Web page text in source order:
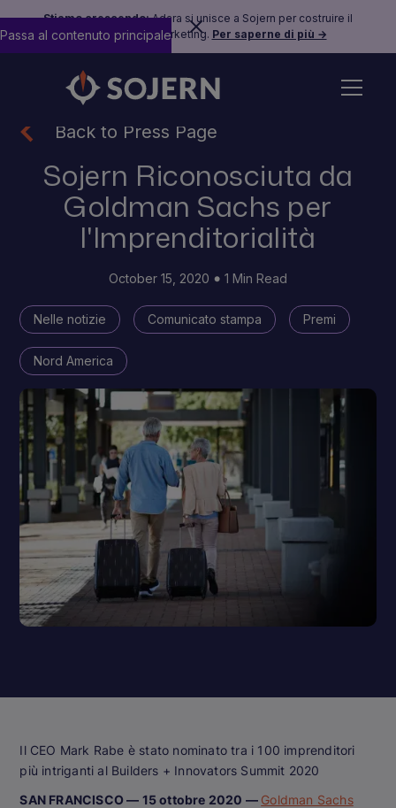
Stiamo crescendo:Adara si unisce a Sojern per costruire il
futuro del travel marketing. Per saperne di più →
Passa al contenuto principale
Back to Press Page
Sojern Riconosciuta da
Goldman Sachs per
l'Imprenditorialità
October 15, 2020 1 Min Read
Nelle notizie Comunicato stampa Premi
Nord America
Il CEO Mark Rabe è stato nominato tra i 100 imprenditori
più intriganti al Builders + Innovators Summit 2020
SAN FRANCISCO — 15 ottobre 2020 — Goldman Sachs